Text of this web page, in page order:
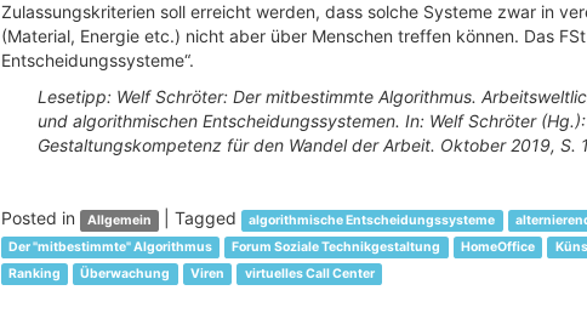
Zulassungskriterien soll erreicht werden, dass solche Systeme zwar in
(Material, Energie etc.) nicht aber über Menschen treffen können. Das
Entscheidungssysteme“.
Lesetipp: Welf Schröter: Der mitbestimmte Algorithmus.
und algorithmischen Entscheidungssystemen. In: Welf Schröter
Gestaltungskompetenz für den Wandel der Arbeit. Oktober 2019,
Posted in Allgemein |Tagged algorithmische Entscheidungssysteme
Der "mitbestimmte" Algorithmus
Forum Soziale Technikgestaltung HomeOffice
Ranking
Überwachung Viren virtuelles Call Center